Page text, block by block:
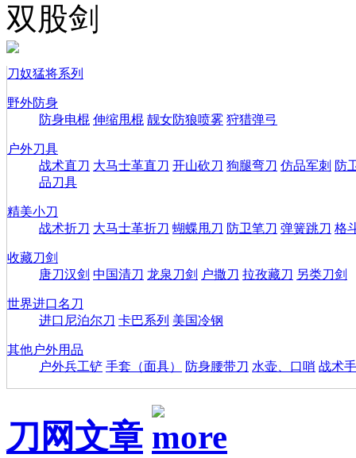
双股剑
刀奴猛将系列
野外防身
防身电棍 伸缩甩棍 靓女防狼喷雾 狩猎弹弓
户外刀具
战术直刀 大马士革直刀 开山砍刀 狗腿弯刀 仿品军刺 防
品刀具
精美小刀
战术折刀 大马士革折刀 蝴蝶甩刀 防卫笔刀 弹簧跳刀 格
收藏刀剑
唐刀汉剑 中国清刀 龙泉刀剑 户撒刀 拉孜藏刀 另类刀剑
世界进口名刀
进口尼泊尔刀 卡巴系列 美国冷钢
其他户外用品
户外兵工铲 手套（面具） 防身腰带刀 水壶、口哨 战术
刀网文章